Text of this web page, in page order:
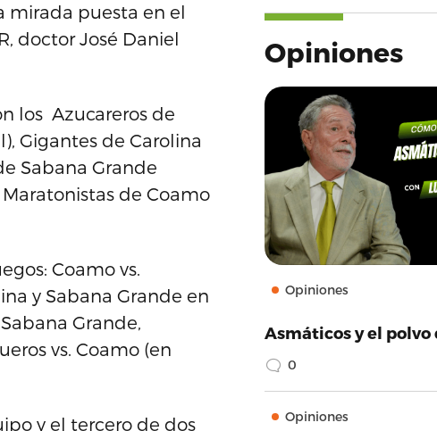
mirada puesta en el
doctor José Daniel
los Azucareros de
Gigantes de Carolina
Sabana Grande
Maratonistas de Coamo
Coamo vs.
y Sabana Grande en
Grande,
vs. Coamo (en
y el tercero de dos
Opiniones
Opiniones
Asmáticos y el polvo
0
Opiniones